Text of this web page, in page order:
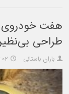
هفت خودروی
طراحی بی‌نظیر
باران باستانی ۰۲ تیر ۱۴۰۵ ساعت ۱۷:۱۹